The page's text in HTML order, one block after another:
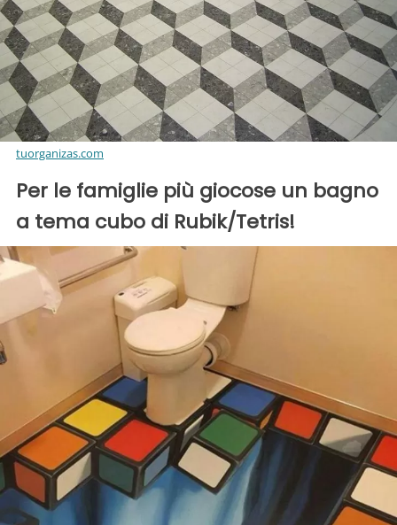
tuorganizas.com
Per le famiglie più giocose un bagno
a tema cubo di Rubik/Tetris!